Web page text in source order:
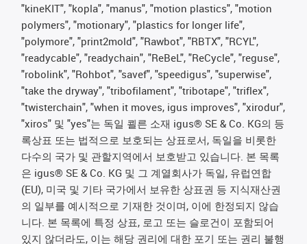
"kineKIT", "kopla", "manus", "motion plastics", "motion
polymers", "motionary", "plastics for longer life",
"polymore", "print2mold", "Rawbot", "RBTX", "RCYL",
"readycable", "readychain", "ReBeL", "ReCycle", "reguse",
"robolink", "Rohbot", "savef", "speedigus", "superwise",
"take the dryway", "tribofilament", "tribotape", "triflex",
"twisterchain", "when it moves, igus improves", "xirodur",
"xiros" 및 "yes"는 독일 쾰른 소재 igus® SE & Co. KG의 등
록상표 또는 법적으로 보호되는 상표로서, 독일을 비롯한
다수의 국가 및 관할지역에서 보호받고 있습니다. 본 목록
은 igus® SE & Co. KG 및 그 계열회사가 독일, 유럽연합
(EU), 미국 및 기타 국가에서 보유한 상표권 등 지식재산권
의 일부를 예시적으로 기재한 것이며, 이에 한정되지 않습
니다. 본 목록에 특정 상표, 로고 또는 슬로건이 포함되어
있지 않더라도, 이는 해당 권리에 대한 포기 또는 권리 불행